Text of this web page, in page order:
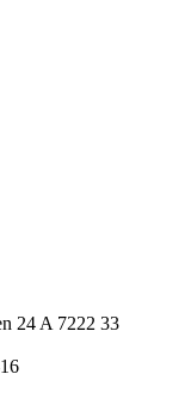
24 A 7222 33